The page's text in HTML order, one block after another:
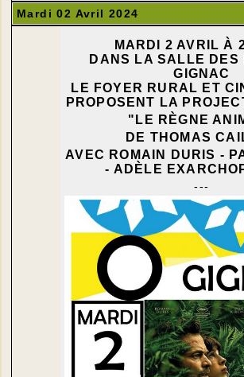
Mardi 02 Avril 2024
MARDI 2 AVRIL À
DANS LA SALLE DES
GIGNAC
LE FOYER RURAL ET
PROPOSENT LA
"LE RÈGNE
DE THOMAS
AVEC ROMAIN DURIS -
- ADÈLE
---